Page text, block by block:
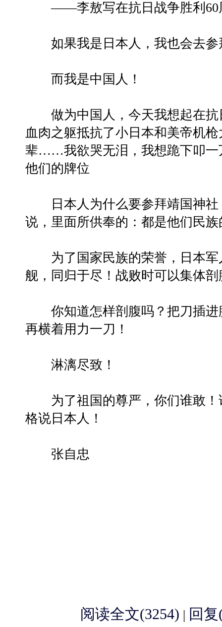
——李敖写在抗日战争胜利60
如果我是日本人，我也会去参
而我是中国人！
做为中国人，今天我想起在抗
血肉之躯抵抗了小日本和美帝机
辈……我欲哭无泪，我想跪下叩
他们的牌位
日本人为什么要参拜靖国神社
说，里面所供奉的：都是他们民
为了国家民族的荣誉，日本军
舰，同归于尽！战败时可以集体
你知道怎样剖腹吗？把刀插进
再横着用力一刀！
淋漓尽致！
为了祖国的尊严，你们谁敢！
格说日本人！
张自忠
阅读全文(3254) | 回